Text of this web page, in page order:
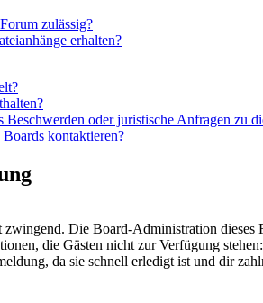
zulässig?
erhalten?
oder juristische Anfragen zu
kontaktieren?
Die Board-Administration dieses
die Gästen nicht zur Verfügung
da sie schnell erledigt ist und dir